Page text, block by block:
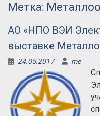
Метка:
АО «НПО ВЭИ
выставке
24.05.2017 me